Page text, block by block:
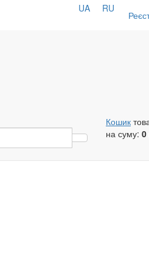
UA RU
Кошик
на суму: 0